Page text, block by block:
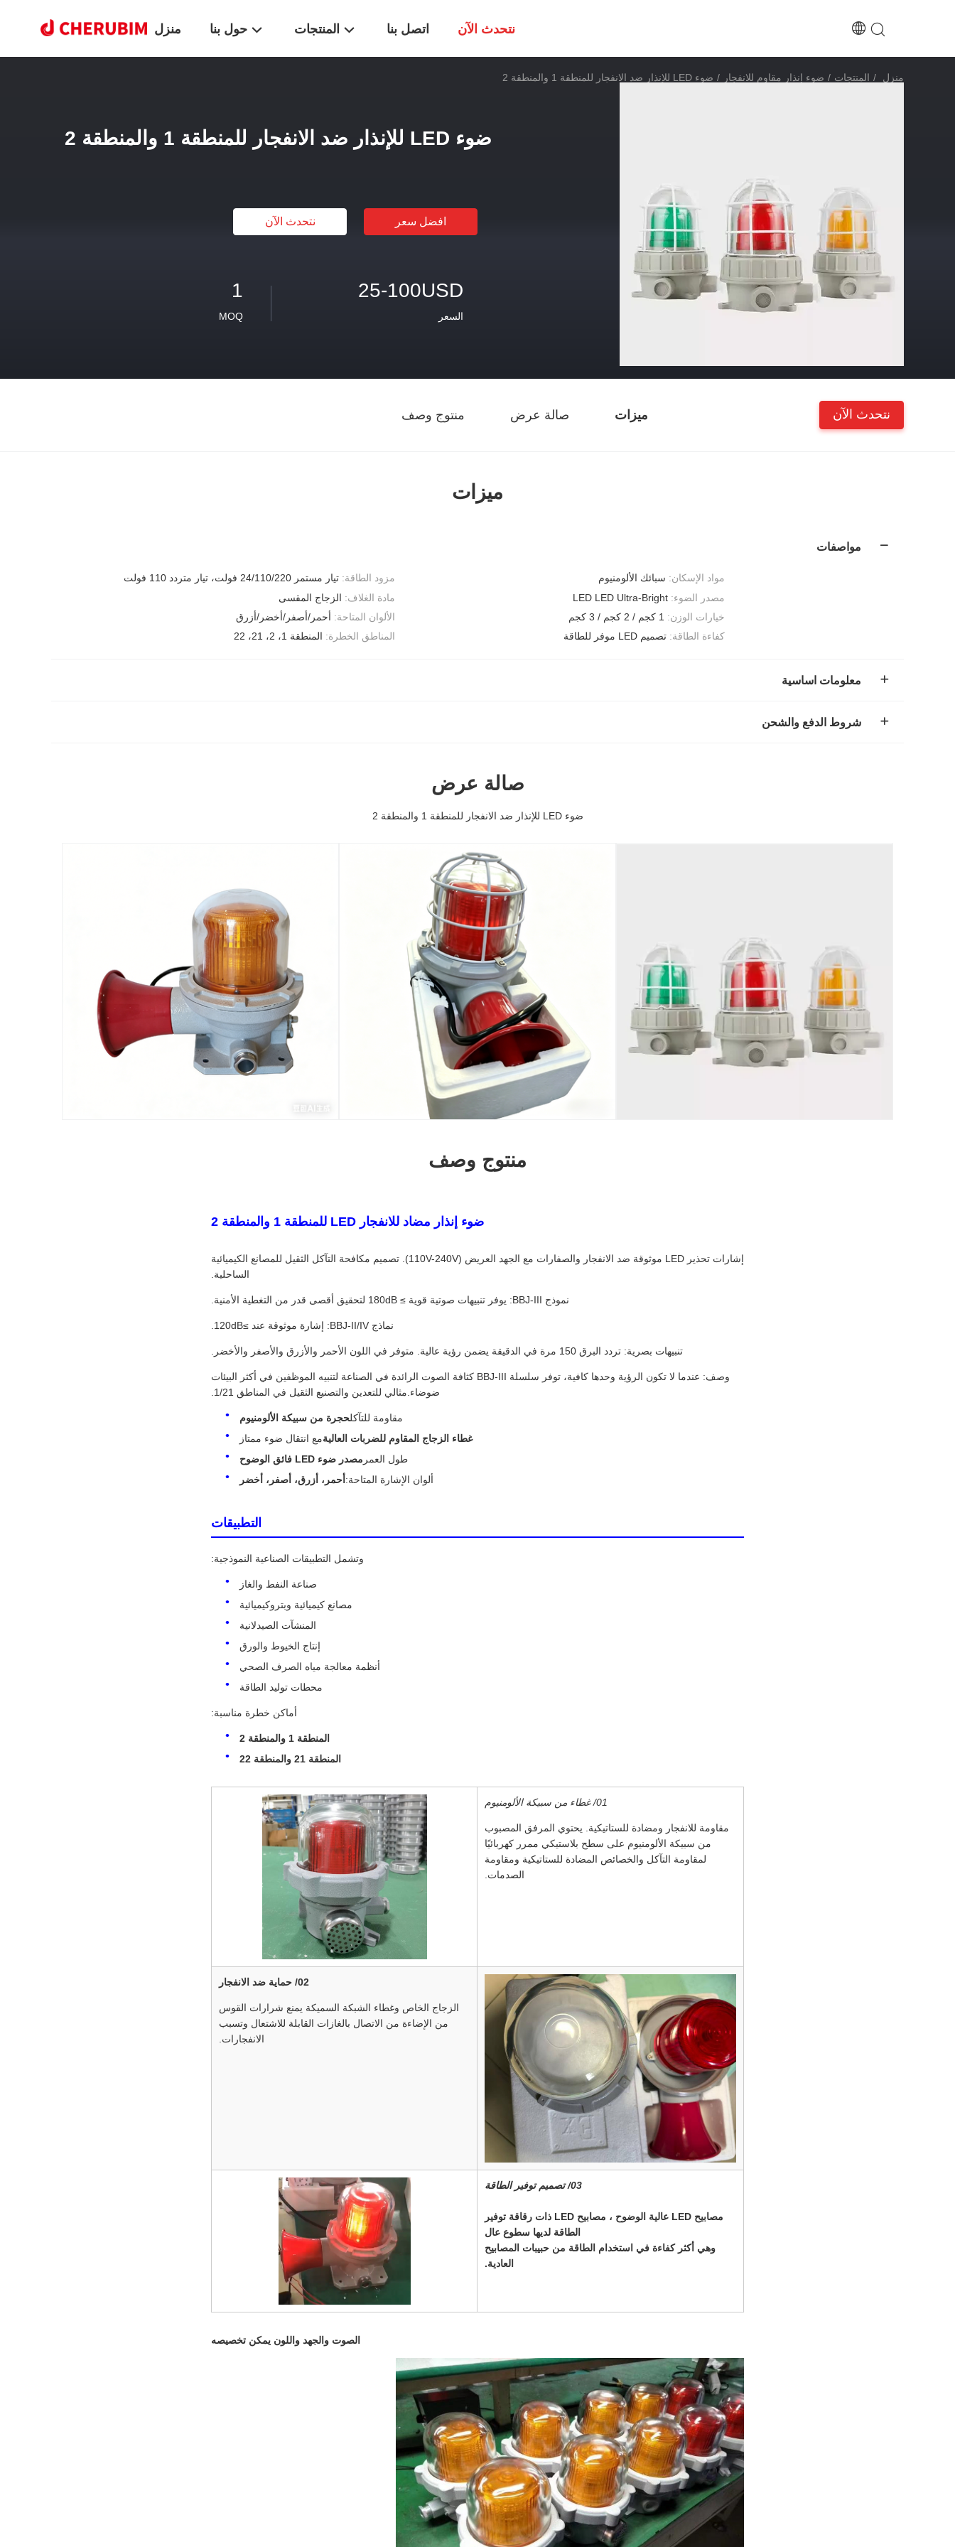
منزل حول بنا المنتجات اتصل بنا نتحدث الآن
منزل / المنتجات / ضوء إنذار مقاوم للانفجار / ضوء LED للإنذار ضد الانفجار للمنطقة 1 والمنطقة 2
ضوء LED للإنذار ضد الانفجار للمنطقة 1 والمنطقة 2
افضل سعر نتحدث الآن
1
MOQ
25-100USD
السعر
ميزات صالة عرض منتوج وصف نتحدث الآن
ميزات
مواصفات
مزود الطاقة: تيار مستمر 24/110/220 فولت، تيار متردد 110 فولت مواد الإسكان: سبائك الألومنيوم
مادة الغلاف: الزجاج المقسى مصدر الضوء: LED LED Ultra-Bright
الألوان المتاحة: أحمر/أصفر/أخضر/أزرق خيارات الوزن: 1 كجم / 2 كجم / 3 كجم
المناطق الخطرة: المنطقة 1، 2، 21، 22 كفاءة الطاقة: تصميم LED موفر للطاقة
معلومات اساسية
شروط الدفع والشحن
صالة عرض
ضوء LED للإنذار ضد الانفجار للمنطقة 1 والمنطقة 2
منتوج وصف
ضوء إنذار مضاد للانفجار LED للمنطقة 1 والمنطقة 2
إشارات تحذير LED موثوقة ضد الانفجار والصفارات مع الجهد العريض (110V-240V). تصميم مكافحة التآكل الثقيل للمصانع الكيميائية
الساحلية.
نموذج BBJ-III: يوفر تنبيهات صوتية قوية ≥ 180dB لتحقيق أقصى قدر من التغطية الأمنية.
نماذج BBJ-II/IV: إشارة موثوقة عند ≥120dB.
تنبيهات بصرية: تردد البرق 150 مرة في الدقيقة يضمن رؤية عالية. متوفر في اللون الأحمر والأزرق والأصفر والأخضر.
وصف: عندما لا تكون الرؤية وحدها كافية، توفر سلسلة BBJ-III كثافة الصوت الرائدة في الصناعة لتنبيه الموظفين في أكثر البيئات
ضوضاء.مثالي للتعدين والتصنيع الثقيل في المناطق 1/21.
مقاومة للتآكلحجرة من سبيكة الألومنيوم
غطاء الزجاج المقاوم للضربات العاليةمع انتقال ضوء ممتاز
طول العمر مصدر ضوء LED فائق الوضوح
ألوان الإشارة المتاحة: أحمر، أزرق، أصفر، أخضر
التطبيقات
وتشمل التطبيقات الصناعية النموذجية:
صناعة النفط والغاز
مصانع كيميائية وبتروكيميائية
المنشآت الصيدلانية
إنتاج الخيوط والورق
أنظمة معالجة مياه الصرف الصحي
محطات توليد الطاقة
أماكن خطرة مناسبة:
المنطقة 1 والمنطقة 2
المنطقة 21 والمنطقة 22
01/ غطاء من سبيكة الألومنيوم
مقاومة للانفجار ومضادة للستاتيكية. يحتوي المرفق المصبوب
من سبيكة الألومنيوم على سطح بلاستيكي ممرر كهربائيًا
لمقاومة التآكل والخصائص المضادة للستاتيكية ومقاومة
الصدمات.
02/ حماية ضد الانفجار
الزجاج الخاص وغطاء الشبكة السميكة يمنع شرارات القوس
من الإضاءة من الاتصال بالغازات القابلة للاشتعال وتسبب
الانفجارات.
03/ تصميم توفير الطاقة
مصابيح LED عالية الوضوح ، مصابيح LED ذات رقاقة توفير
الطاقة لديها سطوع عال
وهي أكثر كفاءة في استخدام الطاقة من حبيبات المصابيح
العادية.
الصوت والجهد واللون يمكن تخصيصه